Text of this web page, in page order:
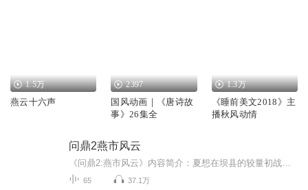
1.5万
燕云十六声
2397
国风动画｜《唐诗故
事》26集全
1.3万
《睡前美文2018》主
播秋风动情
问鼎2燕市风云
65 37.1万